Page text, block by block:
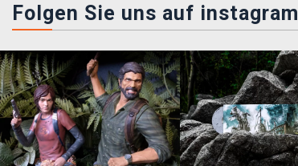
Folgen Sie uns auf instagram